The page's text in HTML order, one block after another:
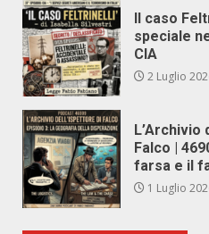
Il caso
speciale
CIA
2 Luglio
L’Archivio
Falco |
farsa e il
1 Luglio